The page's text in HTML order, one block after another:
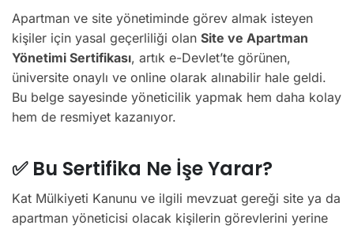
Apartman ve site yönetiminde görev almak isteyen
kişiler için yasal geçerliliği olan Site ve Apartman
Yönetimi Sertifikası, artık e-Devlet’te görünen,
üniversite onaylı ve online olarak alınabilir hale geldi.
Bu belge sayesinde yöneticilik yapmak hem daha kolay
hem de resmiyet kazanıyor.
✅ Bu Sertifika Ne İşe Yarar?
Kat Mülkiyeti Kanunu ve ilgili mevzuat gereği site ya da
apartman yöneticisi olacak kişilerin görevlerini yerine